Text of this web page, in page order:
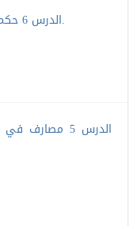
الدرس 6 حكم أوراق المصحف التالفة، وكيف نتعامل معها.
الدرس 5